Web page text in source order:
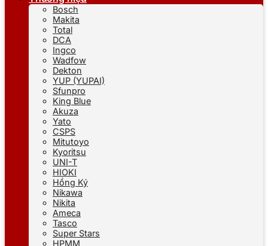
Bosch
Makita
Total
DCA
Ingco
Wadfow
Dekton
YUP (YUPAI)
Sfunpro
King Blue
Akuza
Yato
CSPS
Mitutoyo
Kyoritsu
UNI-T
HIOKI
Hồng Ký
Nikawa
Nikita
Ameca
Tasco
Super Stars
HPMM